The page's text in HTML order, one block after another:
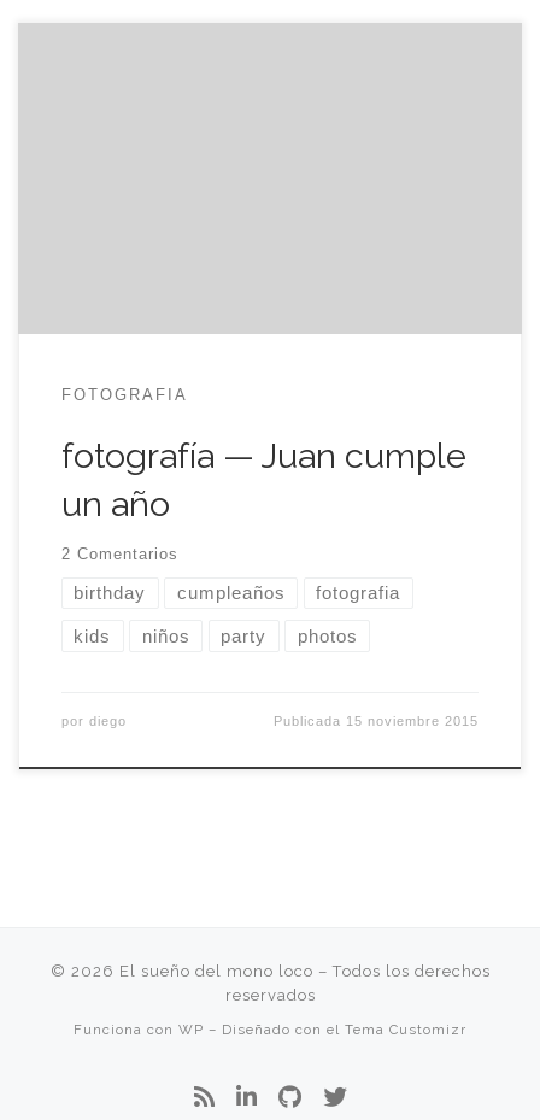
FOTOGRAFIA
fotografía — Juan cumple
un año
2 Comentarios
birthday cumpleaños fotografia
kids niños party photos
por diego Publicada 15 noviembre 2015
© 2026 El sueño del mono loco – Todos los derechos
reservados
Funciona con WP – Diseñado con el Tema Customizr